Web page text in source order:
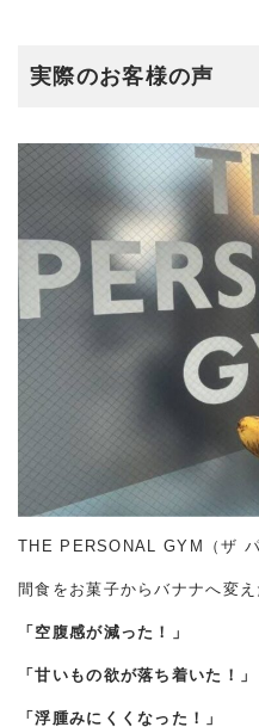
実際のお客様の声
THE PERSONAL GYM（ザ パ
間食をお菓子からバナナへ変え
「空腹感が減った！」
「甘いもの欲が落ち着いた！」
「浮腫みにくくなった！」